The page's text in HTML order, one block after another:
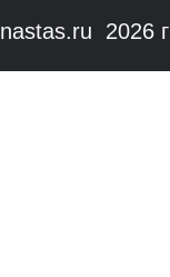
nastas.ru 2026 г